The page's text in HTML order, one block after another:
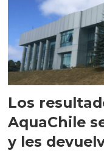
Los
AquaChile
y les